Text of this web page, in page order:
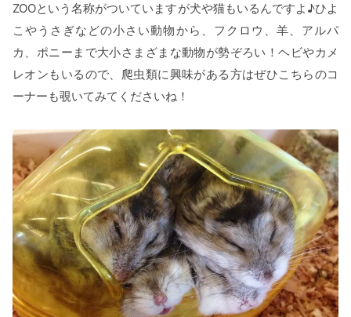
ZOOという名称がついていますが犬や猫もいるんですよ♪ひよ
こやうさぎなどの小さい動物から、フクロウ、羊、アルパ
カ、ポニーまで大小さまざまな動物が勢ぞろい！ヘビやカメ
レオンもいるので、爬虫類に興味がある方はぜひこちらのコ
ーナーも覗いてみてくださいね！